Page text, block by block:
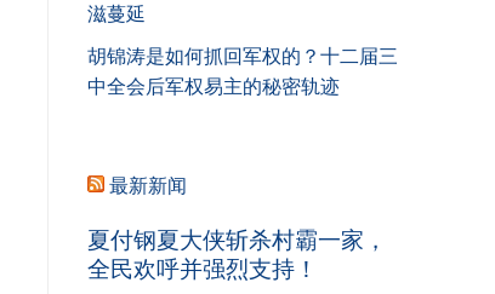
滋蔓延
胡锦涛是如何抓回军权的？十二届三
中全会后军权易主的秘密轨迹
最新新闻
夏付钢夏大侠斩杀村霸一家，
全民欢呼并强烈支持！